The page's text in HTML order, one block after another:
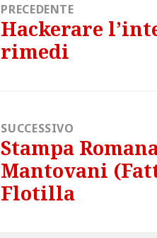
PRECEDENTE
Articolo
precedente:
Hackerare
rimedi
SUCCESSIVO
Articolo
successivo:
Stampa
Mantovani
Flotilla